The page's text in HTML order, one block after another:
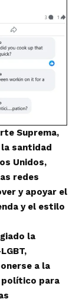
Suprema,
santidad
Unidos,
redes
y apoyar el
y el estilo
la
a la
político para